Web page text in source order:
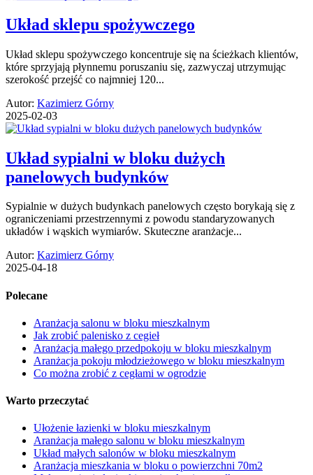
Układ sklepu spożywczego
Układ sklepu spożywczego koncentruje się na ścieżkach klientów,
które sprzyjają płynnemu poruszaniu się, zazwyczaj utrzymując
szerokość przejść co najmniej 120...
Autor: Kazimierz Górny
2025-02-03
Układ sypialni w bloku dużych
panelowych budynków
Sypialnie w dużych budynkach panelowych często borykają się z
ograniczeniami przestrzennymi z powodu standaryzowanych
układów i wąskich wymiarów. Skuteczne aranżacje...
Autor: Kazimierz Górny
2025-04-18
Polecane
Aranżacja salonu w bloku mieszkalnym
Jak zrobić palenisko z cegieł
Aranżacja małego przedpokoju w bloku mieszkalnym
Aranżacja pokoju młodzieżowego w bloku mieszkalnym
Co można zrobić z cegłami w ogrodzie
Warto przeczytać
Ułożenie łazienki w bloku mieszkalnym
Aranżacja małego salonu w bloku mieszkalnym
Układ małych salonów w bloku mieszkalnym
Aranżacja mieszkania w bloku o powierzchni 70m2